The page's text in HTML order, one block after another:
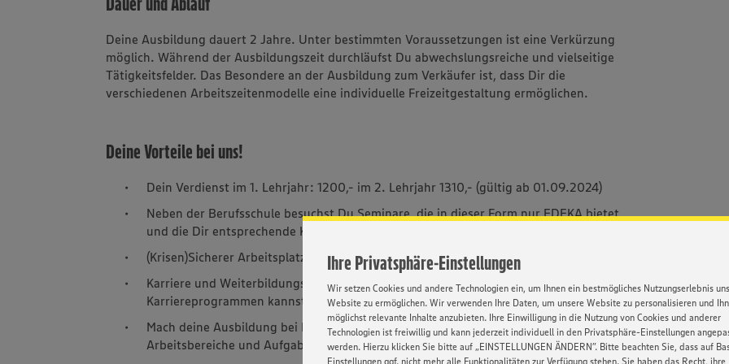
Ihre Privatsphäre-Einstellungen
Wir setzen Cookies und andere Technologien ein, um Ihnen ein bestmögliches Nutzungserlebnis
Website zu ermöglichen. Wir verwenden Ihre Daten, um unsere Website zu personalisieren und
möglichst relevante Inhalte anzubieten. Ihre Einwilligung in die Nutzung von Cookies und anderer
Technologien ist freiwillig und kann jederzeit individuell in den Privatsphäre-Einstellungen
werden. Hierzu klicken Sie bitte auf „EINSTELLUNGEN ÄNDERN”. Bitte beachten Sie, dass auf
Einstellungen ggf. nicht mehr alle Funktionalitäten zur Verfügung stehen. Sie haben das Recht, ihre
Deine Ausbildung dauert 2 Jahre. Unter bestimmten Voraussetzungen ist eine Verkürzung
möglich. Während der Ausbildungszeit durchläufst Du abwechslungsreiche und vielseitige
Tätigkeitsfelder. Das Besondere an der Ausbildung zum Verkäufer ist, dass Dir die
verschiedenen Arbeitszeitenmodelle eine individuelle Freizeitgestaltung ermöglichen.
Deine Vorteile bei uns!
Dein Verdienst im 1. Lehrjahr: 1200,- im 2. Lehrjahr 1310,- (gültig ab 01.09.2024)
Neben der Berufsschule besuchst Du Seminare, die in dieser Form nur EDEKA bietet
und die Dir entsprechende Kenntnisse für die Praxis liefern
(Krisen)Sicherer Arbeitsplatz – gegessen wird immer
Karriere und Weiterbildungsmöglichkeiten – Mit Herz, Fleiß & unseren
Karriereprogrammen kannst Du bei uns alles werden
Mach deine Ausbildung bei EDEKA und lerne Dich selber kennen - die vielfältigen
Arbeitsbereiche und Aufgaben zeigen Dir, wer Du bist!